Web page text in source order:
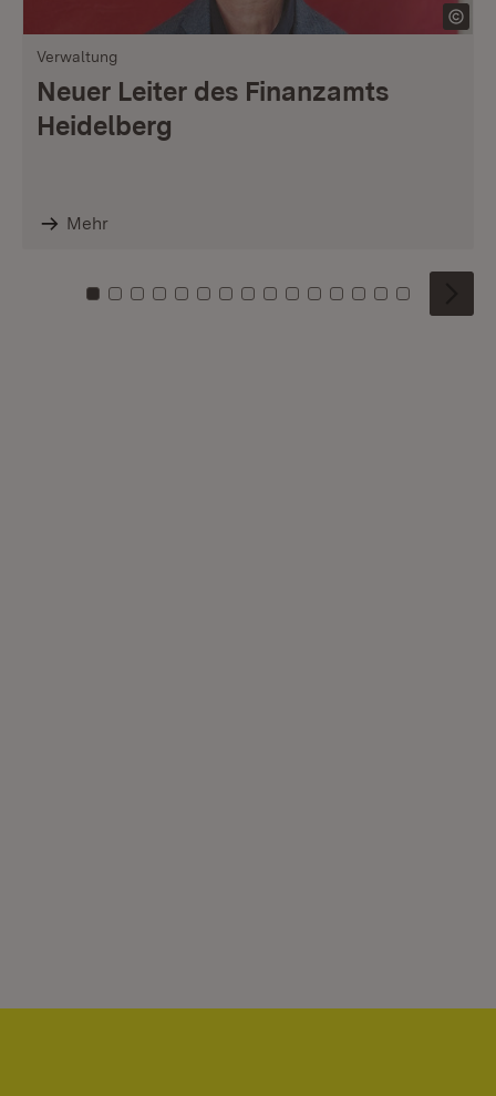
Verwaltung
Neuer Leiter des Finanzamts
Heidelberg
Mehr
Zu Kachel: 0
Zu Kachel: 1
Zu Kachel: 2
Zu Kachel: 3
Zu Kachel: 4
Zu Kachel: 5
Zu Kachel: 6
Zu Kachel: 7
Zu Kachel: 8
Zu Kachel: 9
Zu Kachel: 10
Zu Kachel: 11
Zu Kachel: 12
Zu Kachel:
Zu